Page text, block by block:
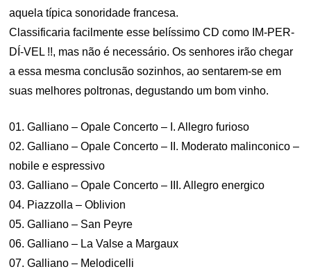
aquela típica sonoridade francesa.
Classificaria facilmente esse belíssimo CD como IM-PER-
DÍ-VEL !!, mas não é necessário. Os senhores irão chegar
a essa mesma conclusão sozinhos, ao sentarem-se em
suas melhores poltronas, degustando um bom vinho.
01. Galliano – Opale Concerto – I. Allegro furioso
02. Galliano – Opale Concerto – II. Moderato malinconico –
nobile e espressivo
03. Galliano – Opale Concerto – III. Allegro energico
04. Piazzolla – Oblivion
05. Galliano – San Peyre
06. Galliano – La Valse a Margaux
07. Galliano – Melodicelli